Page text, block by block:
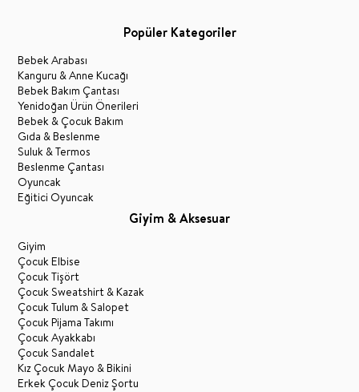
Popüler Kategoriler
Bebek Arabası
Kanguru & Anne Kucağı
Bebek Bakım Çantası
Yenidoğan Ürün Önerileri
Bebek & Çocuk Bakım
Gıda & Beslenme
Suluk & Termos
Beslenme Çantası
Oyuncak
Eğitici Oyuncak
Giyim & Aksesuar
Giyim
Çocuk Elbise
Çocuk Tişört
Çocuk Sweatshirt & Kazak
Çocuk Tulum & Salopet
Çocuk Pijama Takımı
Çocuk Ayakkabı
Çocuk Sandalet
Kız Çocuk Mayo & Bikini
Erkek Çocuk Deniz Şortu